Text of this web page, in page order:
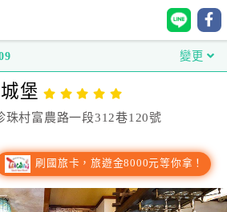
變更
堡
珠村富農路一段312巷120號
刷國旅卡，旅遊金8000元等你拿！